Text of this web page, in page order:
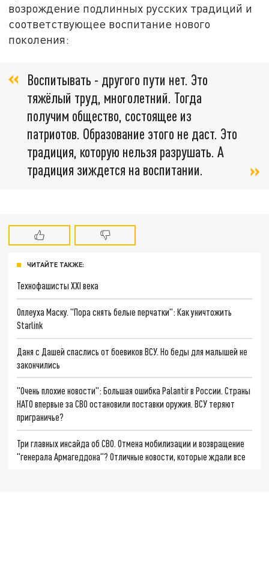
возрождение подлинных русских традиций и
соответствующее воспитание нового
поколения:
Воспитывать - другого пути нет. Это
тяжёлый труд, многолетний. Тогда
получим общество, состоящее из
патриотов. Образование этого не даст. Это
традиция, которую нельзя разрушать. А
традиция зиждется на воспитании.
ЧИТАЙТЕ ТАКЖЕ:
Технофашисты XXI века
Оплеуха Маску. "Пора снять белые перчатки": Как уничтожить
Starlink
Даня с Дашей спаслись от боевиков ВСУ. Но беды для малышей не
закончились
"Очень плохие новости": Большая ошибка Palantir в России. Страны
НАТО впервые за СВО остановили поставки оружия. ВСУ теряют
приграничье?
Три главных инсайда об СВО. Отмена мобилизации и возвращение
"генерала Армагеддона"? Отличные новости, которые ждали все